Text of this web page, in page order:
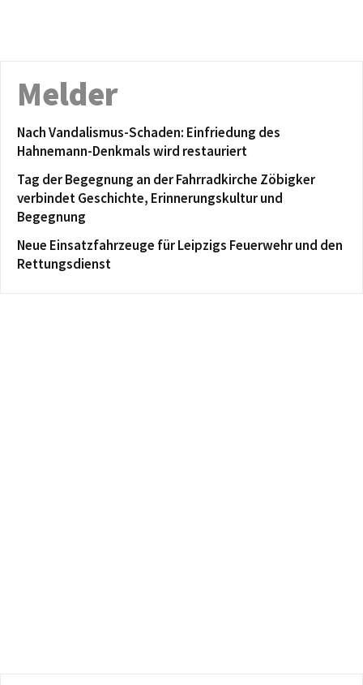
Melder
Nach Vandalismus-Schaden: Einfriedung des
Hahnemann-Denkmals wird restauriert
Tag der Begegnung an der Fahrradkirche Zöbigker
verbindet Geschichte, Erinnerungskultur und
Begegnung
Neue Einsatzfahrzeuge für Leipzigs Feuerwehr und den
Rettungsdienst